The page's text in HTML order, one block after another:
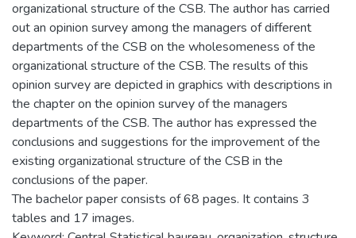
organizational structure of the CSB. The author has carried
out an opinion survey among the managers of different
departments of the CSB on the wholesomeness of the
organizational structure of the CSB. The results of this
opinion survey are depicted in graphics with descriptions in
the chapter on the opinion survey of the managers
departments of the CSB. The author has expressed the
conclusions and suggestions for the improvement of the
existing organizational structure of the CSB in the
conclusions of the paper.
The bachelor paper consists of 68 pages. It contains 3
tables and 17 images.